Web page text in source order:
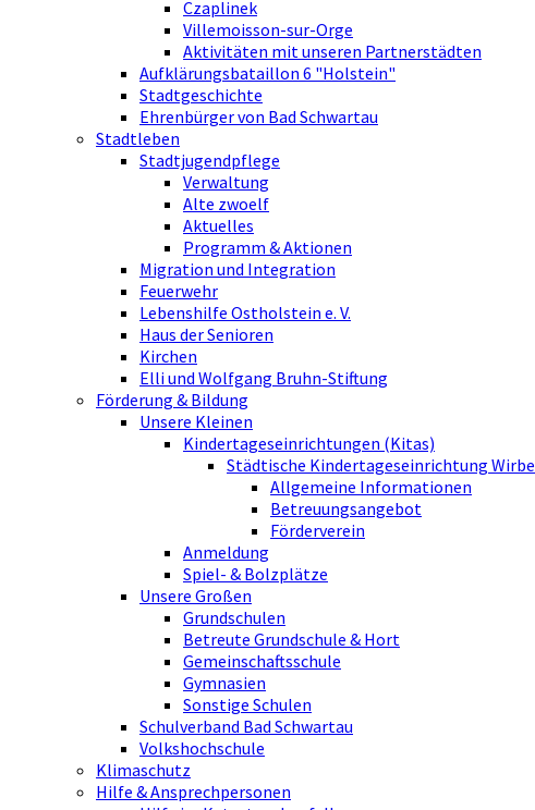
Czaplinek
Villemoisson-sur-Orge
Aktivitäten mit unseren Partnerstädten
Aufklärungsbataillon 6 "Holstein"
Stadtgeschichte
Ehrenbürger von Bad Schwartau
Stadtleben
Stadtjugendpflege
Verwaltung
Alte zwoelf
Aktuelles
Programm & Aktionen
Migration und Integration
Feuerwehr
Lebenshilfe Ostholstein e. V.
Haus der Senioren
Kirchen
Elli und Wolfgang Bruhn-Stiftung
Förderung & Bildung
Unsere Kleinen
Kindertageseinrichtungen (Kitas)
Städtische Kindertageseinrichtung
Allgemeine Informationen
Betreuungsangebot
Förderverein
Anmeldung
Spiel- & Bolzplätze
Unsere Großen
Grundschulen
Betreute Grundschule & Hort
Gemeinschaftsschule
Gymnasien
Sonstige Schulen
Schulverband Bad Schwartau
Volkshochschule
Klimaschutz
Hilfe & Ansprechpersonen